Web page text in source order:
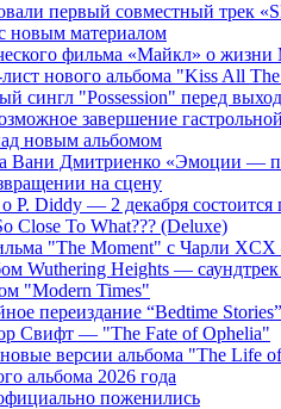
первый совместный трек
новым материалом
фильма «Майкл» о жизни
нового альбома "Kiss All
сингл "Possession" перед
завершение
новым альбомом
Вани Дмитриенко «Эмоции —
на сцену
Diddy — 2 декабря состоится
Close To What??? (Deluxe)
"The Moment" с Чарли
Wuthering Heights —
"Modern Times"
переиздание “Bedtime Stories”
Свифт — "The Fate of Ophelia"
версии альбома "The Life
альбома 2026 года
поженились